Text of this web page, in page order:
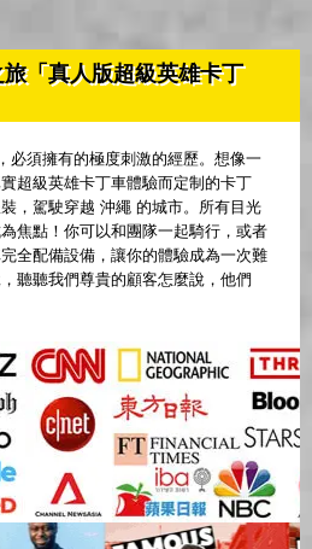
「真人版超級英雄卡丁
必須擁有的極度刺激的經歷。想像一
超級英雄卡丁車體驗而定制的卡丁
，駕駛穿越 沖繩 的城市。所有目光
焦點！你可以和團隊一起騎行，或者
全配備設備，讓你的體驗成為一次難
聽聽我們尊貴的顧客怎麼說，他們